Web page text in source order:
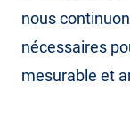
nous
nécessaires
mesurable et